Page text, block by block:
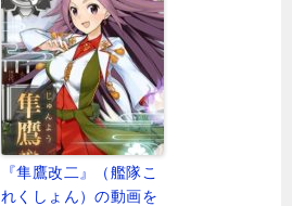
『隼鷹改二』（艦隊こ
れくしょん）の動画を